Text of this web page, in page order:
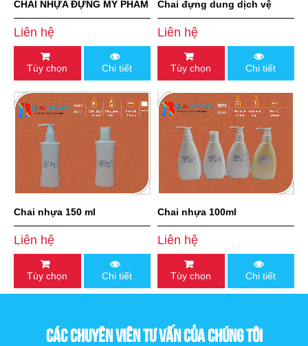
CHAI NHỰA ĐỰNG MỸ PHẨM
- HDPE300ml-550ml
Liên hệ
Tùy chọn Chi tiết
Chai đựng dung dịch vệ
sinh phụ nữ 150ml
Liên hệ
Tùy chọn Chi tiết
Chai nhựa 150 ml
Liên hệ
Tùy chọn Chi tiết
Chai nhựa 100ml
Liên hệ
Tùy chọn Chi tiết
CÁC CHUYÊN VIÊN TƯ VẤN CỦA CHÚNG TÔI